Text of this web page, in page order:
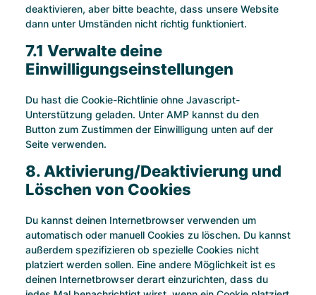
deaktivieren, aber bitte beachte, dass unsere Website
dann unter Umständen nicht richtig funktioniert.
7.1 Verwalte deine
Einwilligungseinstellungen
Du hast die Cookie-Richtlinie ohne Javascript-
Unterstützung geladen. Unter AMP kannst du den
Button zum Zustimmen der Einwilligung unten auf der
Seite verwenden.
8. Aktivierung/Deaktivierung und
Löschen von Cookies
Du kannst deinen Internetbrowser verwenden um
automatisch oder manuell Cookies zu löschen. Du kannst
außerdem spezifizieren ob spezielle Cookies nicht
platziert werden sollen. Eine andere Möglichkeit ist es
deinen Internetbrowser derart einzurichten, dass du